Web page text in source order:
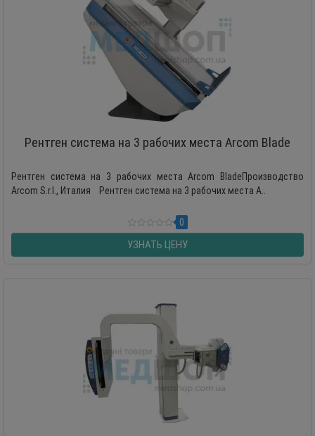
Рентген система на 3 рабочих места Arcom Blade
Рентген система на 3 рабочих места Arcom BladeПроизводство
Arcom S.r.l., Италия Рентген система на 3 рабочих места A..
0
УЗНАТЬ ЦЕНУ